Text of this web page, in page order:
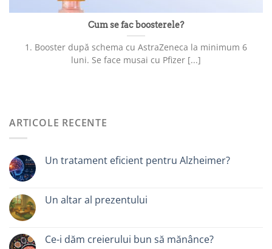
Cum se fac boosterele?
1. Booster după schema cu AstraZeneca la minimum 6
luni. Se face musai cu Pfizer [...]
ARTICOLE RECENTE
Un tratament eficient pentru Alzheimer?
Un altar al prezentului
Ce-i dăm creierului bun să mănânce?